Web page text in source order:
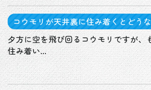
コウモリが天井裏に住み着くとどう
駆除手順とは
夕方に空を飛び回るコウモリですが、
住み着い...